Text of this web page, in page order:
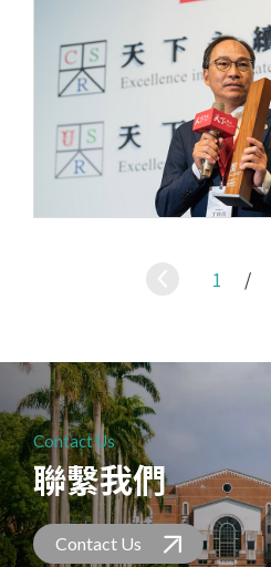
1 /
Contact Us
聯繫我們
Contact Us